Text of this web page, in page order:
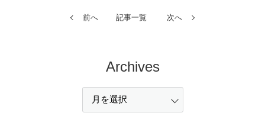
前へ 記事一覧 次へ
Archives